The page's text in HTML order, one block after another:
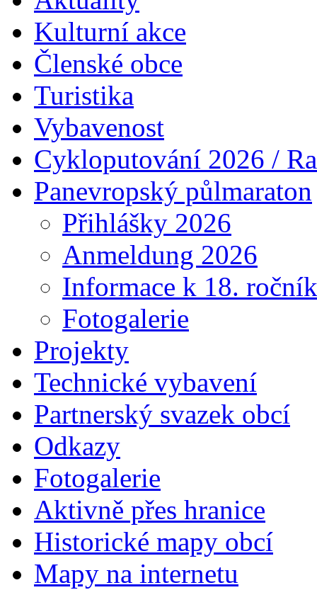
Kulturní akce
Členské obce
Turistika
Vybavenost
Cykloputování 2026 /
Panevropský půlmaraton
Přihlášky 2026
Anmeldung 2026
Informace k 18.
Fotogalerie
Projekty
Technické vybavení
Partnerský svazek obcí
Odkazy
Fotogalerie
Aktivně přes hranice
Historické mapy obcí
Mapy na internetu